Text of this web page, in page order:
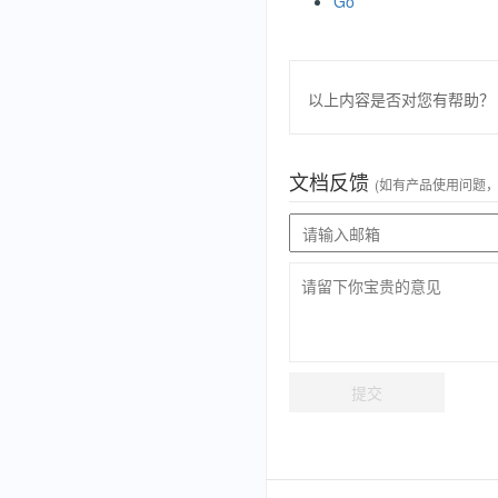
以上内容是否对您有帮助？
文档反馈 (如有产品使用问题
提交